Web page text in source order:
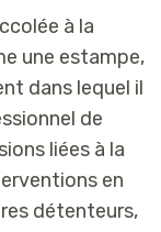
à la
une estampe,
dans lequel il
de
liées à la
en
détenteurs,